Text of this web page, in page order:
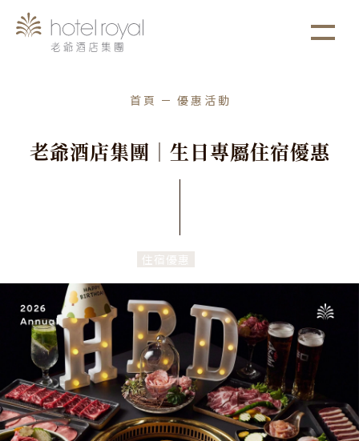
首頁 優惠活動
老爺酒店集團 ｜ 生 日專屬住宿優惠
住宿優惠